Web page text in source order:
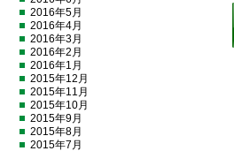
2016年5月
2016年4月
2016年3月
2016年2月
2016年1月
2015年12月
2015年11月
2015年10月
2015年9月
2015年8月
2015年7月